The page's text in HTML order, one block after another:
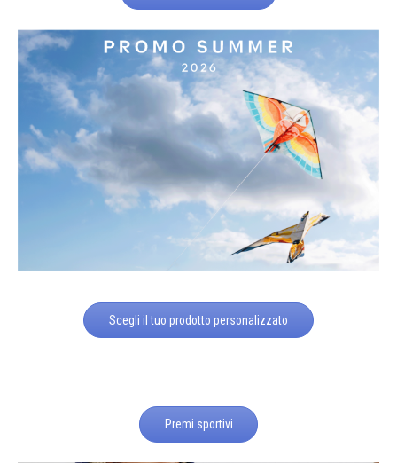
Scegli il tuo prodotto personalizzato
Premi sportivi